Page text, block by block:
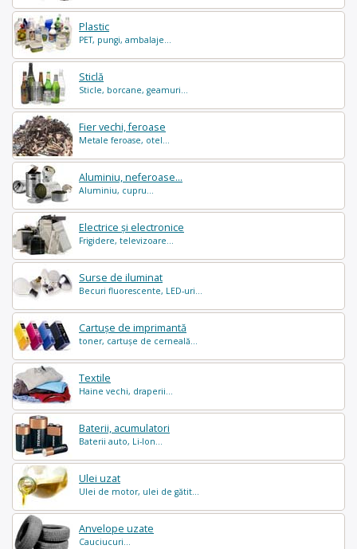
Plastic
PET, pungi, ambalaje...
Sticlă
Sticle, borcane, geamuri...
Fier vechi, feroase
Metale feroase, otel...
Aluminiu, neferoase...
Aluminiu, cupru...
Electrice și electronice
Frigidere, televizoare...
Surse de iluminat
Becuri fluorescente, LED-uri...
Cartușe de imprimantă
toner, cartușe de cerneală...
Textile
Haine vechi, draperii...
Baterii, acumulatori
Baterii auto, Li-Ion...
Ulei uzat
Ulei de motor, ulei de gătit...
Anvelope uzate
Cauciucuri...